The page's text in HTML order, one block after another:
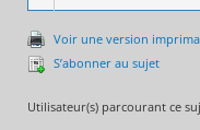
Voir une version
S’abonner au sujet
Utilisateur(s) parcourant ce